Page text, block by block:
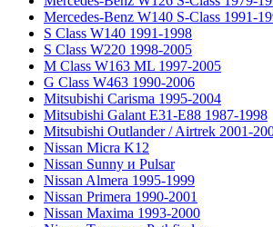
Mercedes-Benz W140 S-Class 1991-
S Class W140 1991-1998
S Class W220 1998-2005
M Class W163 ML 1997-2005
G Class W463 1990-2006
Mitsubishi Carisma 1995-2004
Mitsubishi Galant E31-E88 1987-1998
Mitsubishi Outlander / Airtrek 2001-
Nissan Micra K12
Nissan Sunny и Pulsar
Nissan Almera 1995-1999
Nissan Primera 1990-2001
Nissan Maxima 1993-2000